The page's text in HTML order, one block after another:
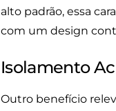
alto padrão, essa
com um design
Isolamento
Outro benefício